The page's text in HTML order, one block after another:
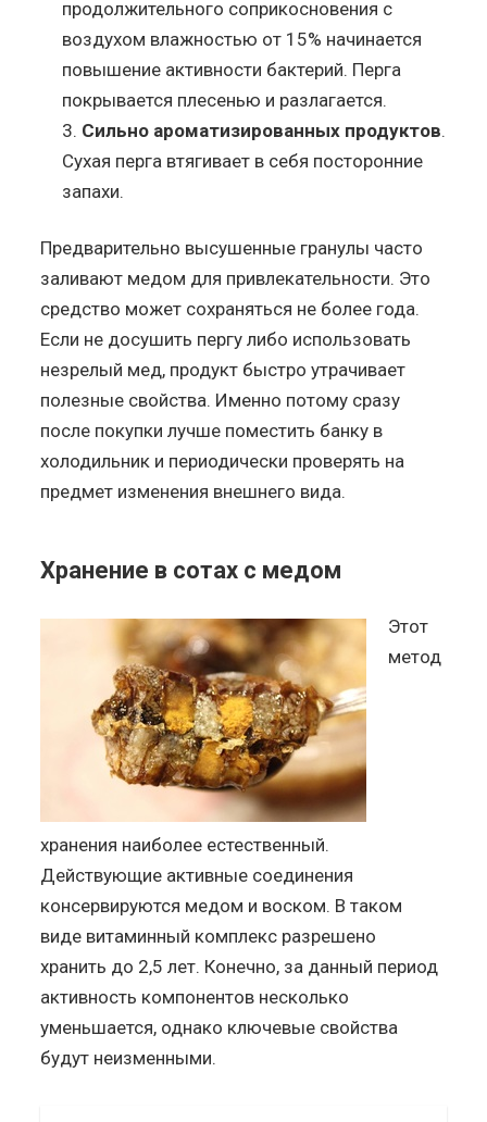
продолжительного соприкосновения с
воздухом влажностью от 15% начинается
повышение активности бактерий. Перга
покрывается плесенью и разлагается.
Сильно ароматизированных продуктов.
Сухая перга втягивает в себя посторонние
запахи.
Предварительно высушенные гранулы часто
заливают медом для привлекательности. Это
средство может сохраняться не более года.
Если не досушить пергу либо использовать
незрелый мед, продукт быстро утрачивает
полезные свойства. Именно потому сразу
после покупки лучше поместить банку в
холодильник и периодически проверять на
предмет изменения внешнего вида.
Хранение в сотах с медом
Этот
метод
хранения наиболее естественный.
Действующие активные соединения
консервируются медом и воском. В таком
виде витаминный комплекс разрешено
хранить до 2,5 лет. Конечно, за данный период
активность компонентов несколько
уменьшается, однако ключевые свойства
будут неизменными.